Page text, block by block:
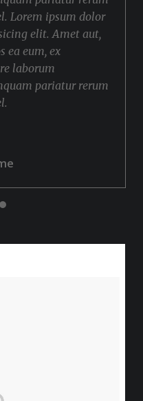
Lorem ipsum dolor
elit. Amet aut,
ea eum, ex
laborum
pariatur rerum